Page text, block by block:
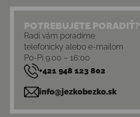
POTREBUJETE PORADIŤ?
Radi vám poradíme
telefonicky alebo e-mailom
Po-Pi 9:00 – 16:00
+421 948 123 802
info@jezkobezko.sk